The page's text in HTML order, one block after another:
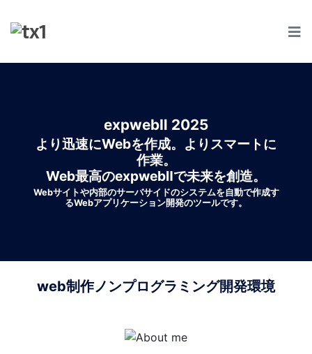
expwebⅡ 2025
より迅速にWebを作成。よりスマートに
作業。
Web最高のexpwebⅡで未来を創造。
Webサイトや内部のサーバサイドのシステムを自動で作成す
るWebアプリケーション開発のツールです。
web制作ノンプログラミング開発環境
MENU4